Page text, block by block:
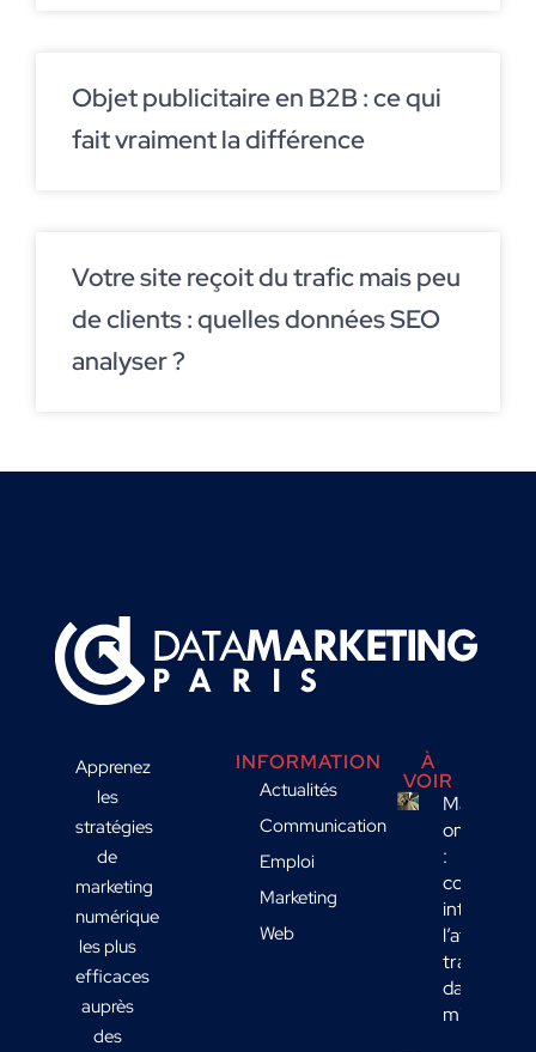
Objet publicitaire en B2B : ce qui
fait vraiment la différence
Votre site reçoit du trafic mais peu
de clients : quelles données SEO
analyser ?
Apprenez
les
stratégies
de
marketing
numérique
les plus
efficaces
auprès
des
INFORMATION
Actualités
Communication
Emploi
Marketing
Web
À
VOIR
Marketing
omnicanal
:
comment
intégrer
l’affichage
transport
dans votre
mix média